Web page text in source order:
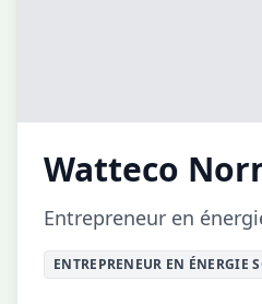
Watteco
Entrepreneur en
ENTREPRENEUR EN ÉNERGIE